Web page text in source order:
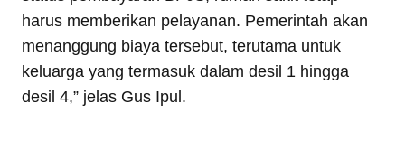
harus memberikan pelayanan. Pemerintah akan
menanggung biaya tersebut, terutama untuk
keluarga yang termasuk dalam desil 1 hingga
desil 4,” jelas Gus Ipul.